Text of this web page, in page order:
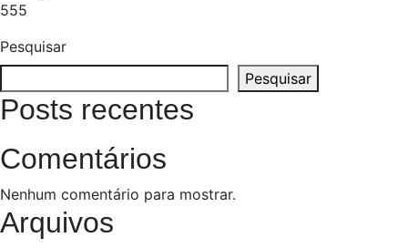
555
Pesquisar
Pesquisar
Posts recentes
Comentários
Nenhum comentário para mostrar.
Arquivos